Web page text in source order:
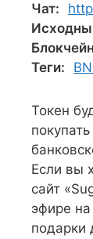
Чат:
Теги:
Токен
Если вы
сайт
эфире
подарки